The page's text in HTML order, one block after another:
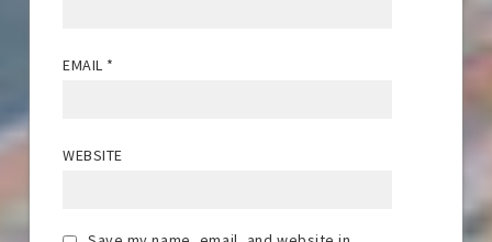
EMAIL *
WEBSITE